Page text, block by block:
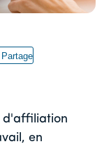
Partage
d'affiliation
en